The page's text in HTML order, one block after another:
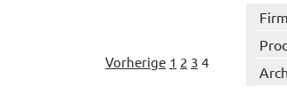
Vorherige 1 2 3 4